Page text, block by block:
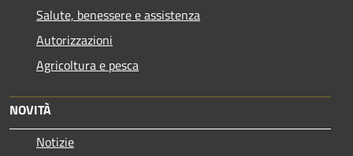
Salute, benessere e assistenza
Autorizzazioni
Agricoltura e pesca
NOVITÀ
Notizie